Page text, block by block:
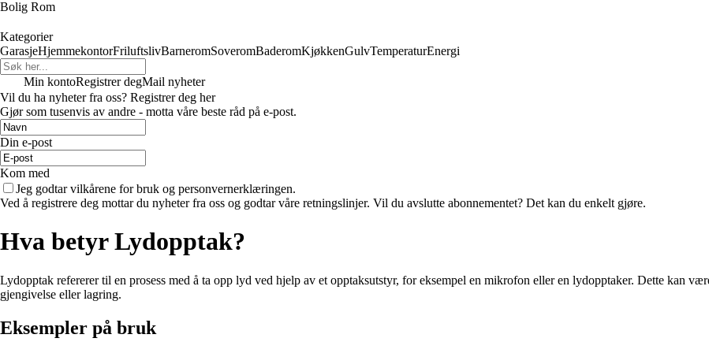
Bolig Rom
Kategorier
GarasjeHjemmekontorFriluftslivBarneromSoveromBaderomKjøkkenGulvTemperaturEnergi
Min kontoRegistrer degMail nyheter
Vil du ha nyheter fra oss? Registrer deg her
Gjør som tusenvis av andre - motta våre beste råd på e-post.
Din e-post
Kom med
Jeg godtar vilkårene for bruk og personvernerklæringen.
Ved å registrere deg mottar du nyheter fra oss og godtar våre retningslinjer. Vil du avslutte abonnementet? Det kan du enkelt gjøre.
Hva betyr Lydopptak?
Lydopptak refererer til en prosess med å ta opp lyd ved hjelp av et opptaksutstyr, for eksempel en mikrofon eller en lydopptaker. Dette kan
gjengivelse eller lagring.
Eksempler på bruk